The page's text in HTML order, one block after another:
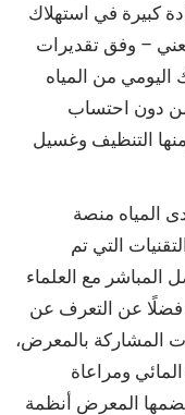
كبيرة في استهلاك
– وفق تقديرات
اليومي من المياه
دون احتساب
التنظيف وغسيل
المياه منصة
التي تم
المباشر مع العلماء
فضلًا عن التعرف عن
المشاركة بالمعرض،
ومراعاة
المعرض أنظمة